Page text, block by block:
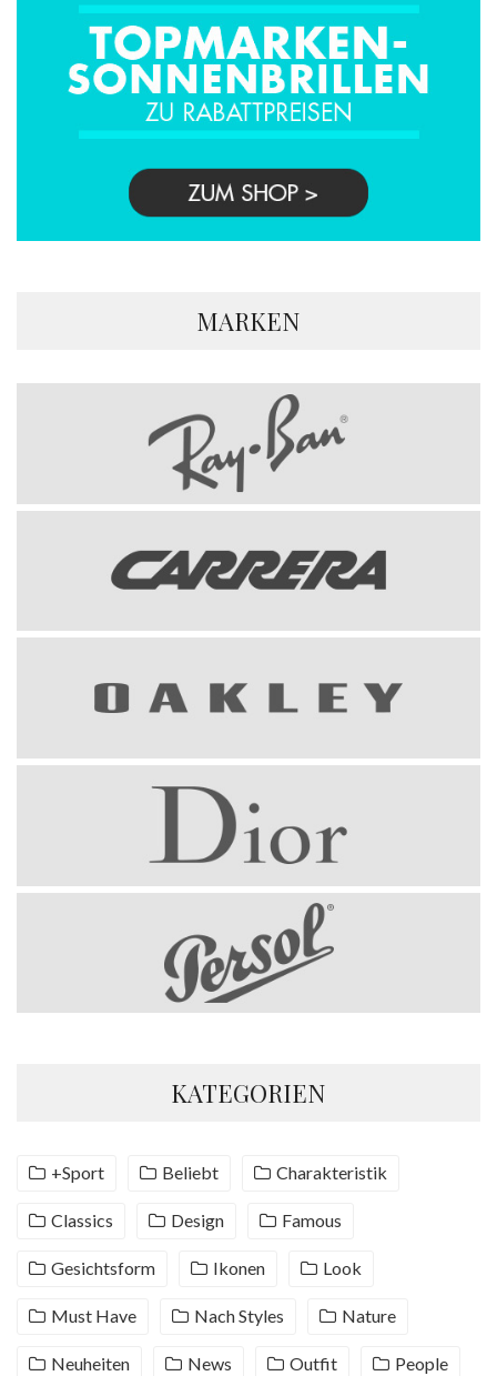
MARKEN
KATEGORIEN
+Sport Beliebt Charakteristik
Classics Design Famous
Gesichtsform Ikonen Look
Must Have Nach Styles Nature
Neuheiten News Outfit People